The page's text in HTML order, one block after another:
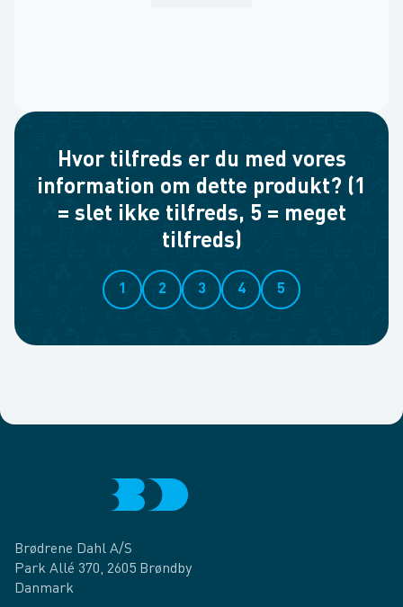
Hvor tilfreds er du med vores
information om dette produkt? (1
= slet ikke tilfreds, 5 = meget
tilfreds)
1 2 3 4 5
Brødrene Dahl A/S
Park Allé 370, 2605 Brøndby
Danmark